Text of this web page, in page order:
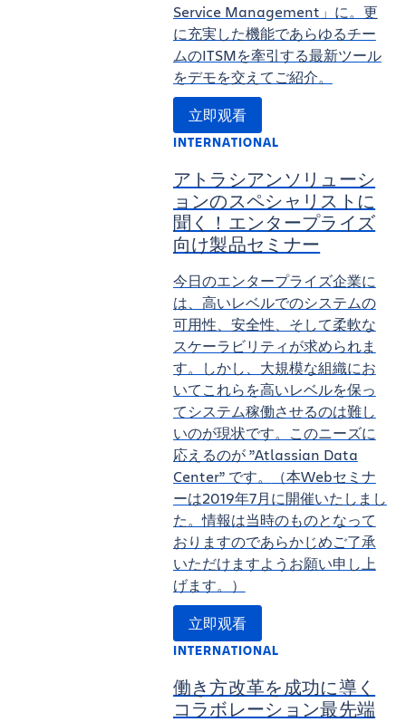
Service Management」に。更
に充実した機能であらゆるチー
ムのITSMを牽引する最新ツール
をデモを交えてご紹介。
立即观看
INTERNATIONAL
アトラシアンソリューシ
ョンのスペシャリストに
聞く！エンタープライズ
向け製品セミナー
今日のエンタープライズ企業に
は、高いレベルでのシステムの
可用性、安全性、そして柔軟な
スケーラビリティが求められま
す。しかし、大規模な組織にお
いてこれらを高いレベルを保っ
てシステム稼働させるのは難し
いのが現状です。このニーズに
応えるのが ”Atlassian Data
Center” です。
（本Webセミナ
ーは2019年7月に開催いたしまし
た。情報は当時のものとなって
おりますのであらかじめご了承
いただけますようお願い申し上
げます。）
立即观看
INTERNATIONAL
働き方改革を成功に導く
コラボレーション最先端